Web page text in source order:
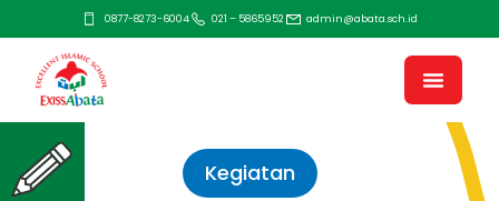
0877-8273-6004 021 – 5865952 admin@abata.sch.id
Kegiatan